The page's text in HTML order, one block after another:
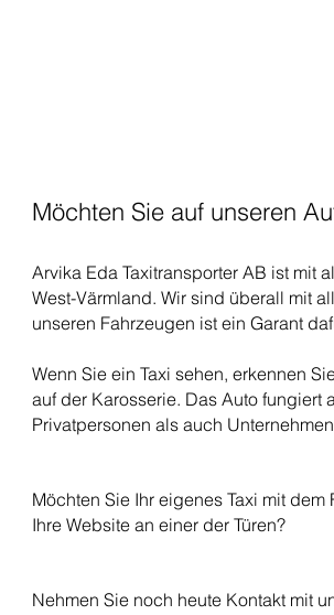
Möchten Sie auf unseren
Arvika Eda Taxitransporter AB ist mit
West-Värmland. Wir sind überall mit
unseren Fahrzeugen ist ein Garant
Wenn Sie ein Taxi sehen, erkennen
auf der Karosserie. Das Auto
Privatpersonen als auch
Möchten Sie Ihr eigenes Taxi mit
Ihre Website an einer der Türen?
Nehmen Sie noch heute Kontakt mit